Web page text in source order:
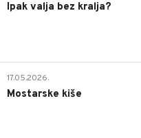
Ipak valja bez kralja?
17.05.2026.
Mostarske kiše